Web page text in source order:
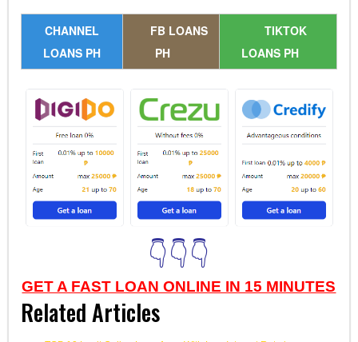
CHANNEL
LOANS PH
FB LOANS
PH
TIKTOK
LOANS PH
👇👇👇
GET A FAST LOAN ONLINE IN 15 MINUTES
Related Articles